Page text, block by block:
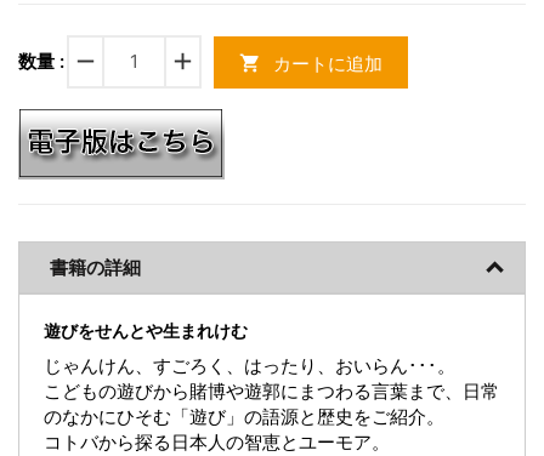
数量 : remove add shopping_cart カートに追加
書籍の詳細
遊びをせんとや生まれけむ
じゃんけん、すごろく、はったり、おいらん･･･。
こどもの遊びから賭博や遊郭にまつわる言葉まで、日常
のなかにひそむ「遊び」の語源と歴史をご紹介。
コトバから探る日本人の智恵とユーモア。